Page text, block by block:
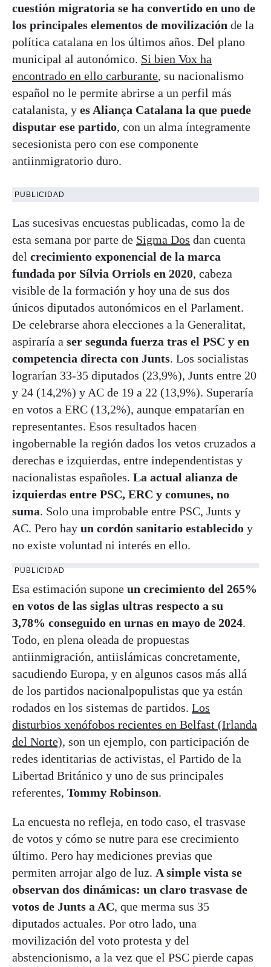
cuestión migratoria se ha convertido en uno de
los principales elementos de movilización de la
política catalana en los últimos años. Del plano
municipal al autonómico. Si bien Vox ha
encontrado en ello carburante, su nacionalismo
español no le permite abrirse a un perfil más
catalanista, y es Aliança Catalana la que puede
disputar ese partido, con un alma íntegramente
secesionista pero con ese componente
antiinmigratorio duro.
PUBLICIDAD
Las sucesivas encuestas publicadas, como la de
esta semana por parte de Sigma Dos dan cuenta
del crecimiento exponencial de la marca
fundada por Sílvia Orriols en 2020, cabeza
visible de la formación y hoy una de sus dos
únicos diputados autonómicos en el Parlament.
De celebrarse ahora elecciones a la Generalitat,
aspiraría a ser segunda fuerza tras el PSC y en
competencia directa con Junts. Los socialistas
lograrían 33-35 diputados (23,9%), Junts entre 20
y 24 (14,2%) y AC de 19 a 22 (13,9%). Superaría
en votos a ERC (13,2%), aunque empatarían en
representantes. Esos resultados hacen
ingobernable la región dados los vetos cruzados a
derechas e izquierdas, entre independentistas y
nacionalistas españoles. La actual alianza de
izquierdas entre PSC, ERC y comunes, no
suma. Solo una improbable entre PSC, Junts y
AC. Pero hay un cordón sanitario establecido y
no existe voluntad ni interés en ello.
PUBLICIDAD
Esa estimación supone un crecimiento del 265%
en votos de las siglas ultras respecto a su
3,78% conseguido en urnas en mayo de 2024.
Todo, en plena oleada de propuestas
antiinmigración, antiislámicas concretamente,
sacudiendo Europa, y en algunos casos más allá
de los partidos nacionalpopulistas que ya están
rodados en los sistemas de partidos. Los
disturbios xenófobos recientes en Belfast (Irlanda
del Norte), son un ejemplo, con participación de
redes identitarias de activistas, el Partido de la
Libertad Británico y uno de sus principales
referentes, Tommy Robinson.
La encuesta no refleja, en todo caso, el trasvase
de votos y cómo se nutre para ese crecimiento
último. Pero hay mediciones previas que
permiten arrojar algo de luz. A simple vista se
observan dos dinámicas: un claro trasvase de
votos de Junts a AC, que merma sus 35
diputados actuales. Por otro lado, una
movilización del voto protesta y del
abstencionismo, a la vez que el PSC pierde capas